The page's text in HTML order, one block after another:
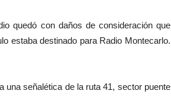
quedó con daños de consideración que
estaba destinado para Radio Montecarlo.
una señalética de la ruta 41, sector puente